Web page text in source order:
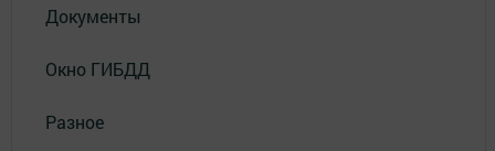
Документы
Окно ГИБДД
Разное